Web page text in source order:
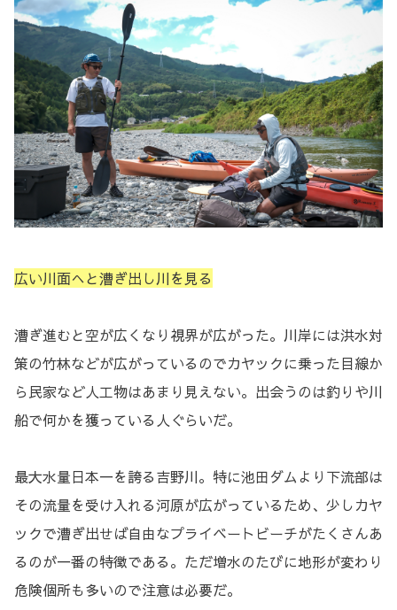
広い川面へと漕ぎ出し川を見る
漕ぎ進むと空が広くなり視界が広がった。川岸には洪水対
策の竹林などが広がっているのでカヤックに乗った目線か
ら民家など人工物はあまり見えない。出会うのは釣りや川
船で何かを獲っている人ぐらいだ。
最大水量日本一を誇る吉野川。特に池田ダムより下流部は
その流量を受け入れる河原が広がっているため、少しカヤ
ックで漕ぎ出せば自由なプライベートビーチがたくさんあ
るのが一番の特徴である。ただ増水のたびに地形が変わり
危険個所も多いので注意は必要だ。